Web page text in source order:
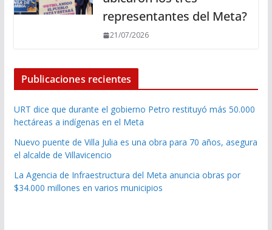
representantes del Meta?
21/07/2026
Publicaciones recientes
URT dice que durante el gobierno Petro restituyó más 50.000
hectáreas a indígenas en el Meta
Nuevo puente de Villa Julia es una obra para 70 años, asegura
el alcalde de Villavicencio
La Agencia de Infraestructura del Meta anuncia obras por
$34.000 millones en varios municipios